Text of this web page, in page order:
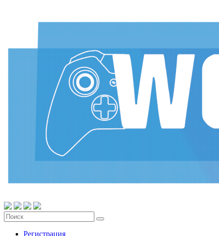
Регистрация